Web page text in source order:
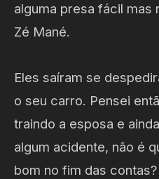
alguma presa fácil mas
Zé Mané.
Eles saíram se
o seu carro. Pensei
traindo a esposa e
algum acidente, não é
bom no fim das contas?